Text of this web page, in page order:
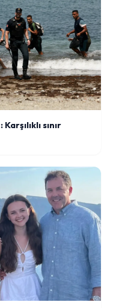
sınır